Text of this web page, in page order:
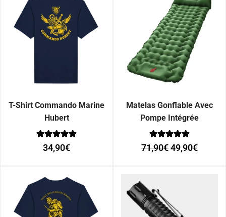
T-Shirt Commando Marine
Hubert
Note
0
34,90€
Matelas Gonflable Avec
Pompe Intégrée
Note
0
71,90€49,90€